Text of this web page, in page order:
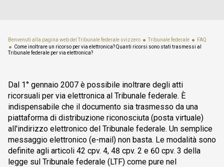
Benvenuti alla pagina web del Tribunale federale svizzero Tribunale federale
FAQ
Come inoltrare un ricorso per via elettronica? Quanti ricorsi sono stati trasmessi al
Tribunale federale per via elettronica?
Dal 1° gennaio 2007 è possibile inoltrare degli atti
ricorsuali per via elettronica al Tribunale federale. È
indispensabile che il documento sia trasmesso da una
piattaforma di distribuzione riconosciuta (posta virtuale)
all'indirizzo elettronico del Tribunale federale. Un semplice
messaggio elettronico (e-mail) non basta. Le modalità sono
definite agli articoli 42 cpv. 4, 48 cpv. 2 e 60 cpv. 3 della
legge sul Tribunale federale (LTF) come pure nel